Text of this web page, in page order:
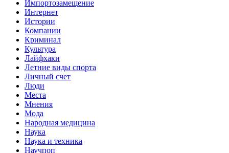
Импортозамещение
Интернет
Истории
Компании
Криминал
Культура
Лайфхаки
Летние виды спорта
Личный счет
Люди
Места
Мнения
Мода
Народная медицина
Наука
Наука и техника
Научпоп